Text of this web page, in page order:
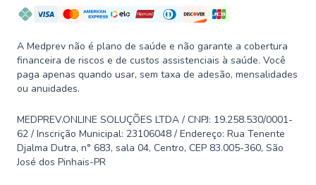
A Medprev não é plano de saúde e não garante a cobertura
financeira de riscos e de custos assistenciais à saúde. Você
paga apenas quando usar, sem taxa de adesão, mensalidades
ou anuidades.
MEDPREV.ONLINE SOLUÇÕES LTDA / CNPJ: 19.258.530/0001-
62 / Inscrição Municipal: 23106048 / Endereço: Rua Tenente
Djalma Dutra, n° 683, sala 04, Centro, CEP 83.005-360, São
José dos Pinhais-PR